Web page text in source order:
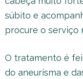
súbito e
procure o serviço
O tratamento é
do aneurisma e